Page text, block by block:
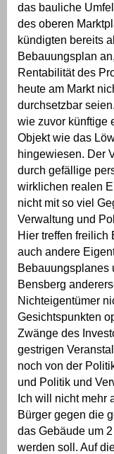
das bauliche
des oberen
kündigten bereits
Bebauungsplan
Rentabilität des
heute am Markt
durchsetzbar
wie zuvor künftige
Objekt wie das
hingewiesen. Der
durch gefällige
wirklichen realen
nicht mit so viel
Verwaltung und
Hier treffen freilich
auch andere
Bebauungsplanes
Bensberg
Nichteigentümer
Gesichtspunkten
Zwänge des
gestrigen
noch von der
und Politik und
Ich will nicht mehr
Bürger gegen die
das Gebäude um
werden soll. Auf